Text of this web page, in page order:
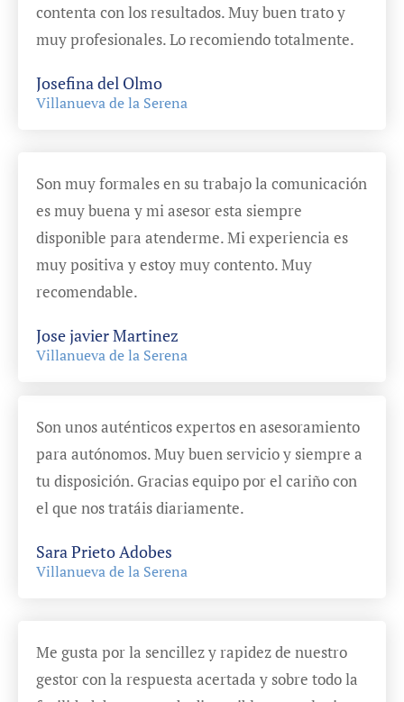
contenta con los resultados. Muy buen trato y
muy profesionales. Lo recomiendo totalmente.
Josefina del Olmo
Villanueva de la Serena
Son muy formales en su trabajo la comunicación
es muy buena y mi asesor esta siempre
disponible para atenderme. Mi experiencia es
muy positiva y estoy muy contento. Muy
recomendable.
Jose javier Martinez
Villanueva de la Serena
Son unos auténticos expertos en asesoramiento
para autónomos. Muy buen servicio y siempre a
tu disposición. Gracias equipo por el cariño con
el que nos tratáis diariamente.
Sara Prieto Adobes
Villanueva de la Serena
Me gusta por la sencillez y rapidez de nuestro
gestor con la respuesta acertada y sobre todo la